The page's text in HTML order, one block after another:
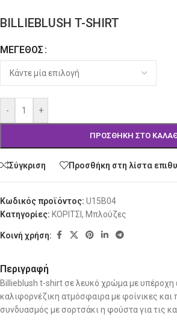
BILLIEBLUSH T-SHIRT
ΜΈΓΕΘΟΣ
- +
ΠΡΟΣΘΉΚΗ ΣΤΟ
Alternative:
Σύγκριση Προσθήκη στη λίστα
Κωδικός προϊόντος: U15B04
Κατηγορίες: ΚΟΡΙΤΣΙ , Μπλούζες
Κοινή χρήση:
Περιγραφή
Billieblush t-shirt σε λευκό χρώμα με υπέροχη
καλιφορνέζικη ατμόσφαιρα με φοίνικες και
συνδυασμός με σορτσάκι η φούστα για τις